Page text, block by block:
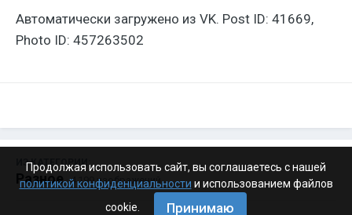
Автоматически загружено из VK. Post ID: 41669,
Photo ID: 457263502
ИЗ КАТЕГОРИИ:
Разное · 4 199 изображений
Продолжая использовать сайт, вы соглашаетесь с нашей
политикой конфиденциальности и использованием файлов
cookie.
Принимаю